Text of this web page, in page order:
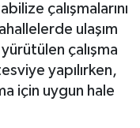
çalışmalarını
ulaşım
çalışma
yapılırken,
için uygun hale